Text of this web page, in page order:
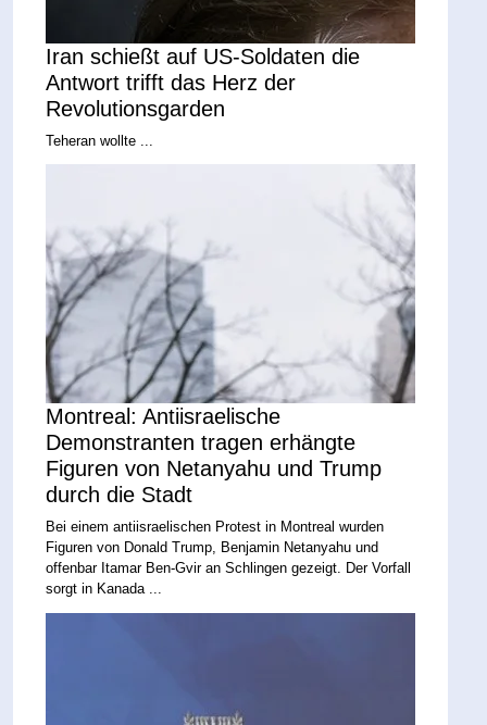
Iran schießt auf US-Soldaten die
Antwort trifft das Herz der
Revolutionsgarden
Teheran wollte ...
Montreal: Antiisraelische
Demonstranten tragen erhängte
Figuren von Netanyahu und Trump
durch die Stadt
Bei einem antiisraelischen Protest in Montreal wurden
Figuren von Donald Trump, Benjamin Netanyahu und
offenbar Itamar Ben-Gvir an Schlingen gezeigt. Der Vorfall
sorgt in Kanada ...